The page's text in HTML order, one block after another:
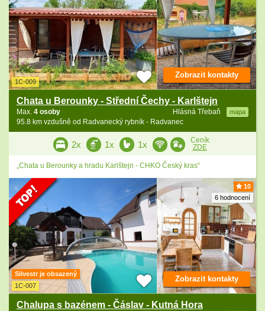
1C-009
Chata u Berounky - Střední Čechy - Karlštejn
Hlásná Třebaň mapa
Max. 4 osoby
95.8 km vzdušně od Radvanecký rybník - Radvanec
Zobrazit kontakty
2x 1x 1x
Ceník
ZDE
„Chata u Berounky a hradu Karlštejn - CHKO Český kras“
10
6 hodnocení
Silvestr je obsazený
1C-007
Chalupa s bazénem - Čáslav - Kutná Hora
Zobrazit kontakty